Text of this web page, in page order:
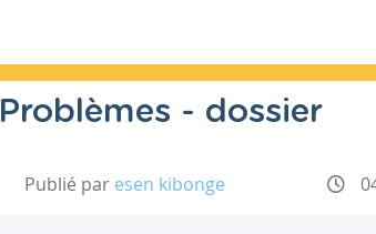
Problèmes - dossier
Publié par esen kibonge